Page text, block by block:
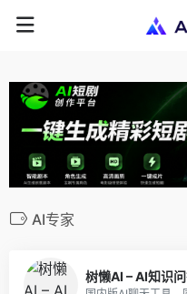
AI专家
树懒AI – AI知识